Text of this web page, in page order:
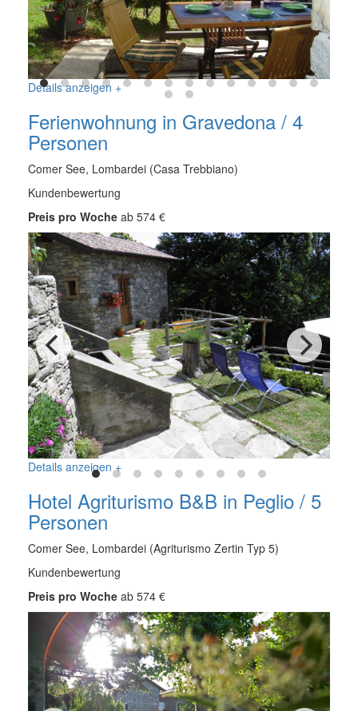
Details anzeigen +
Ferienwohnung in Gravedona / 4
Personen
Comer See, Lombardei (Casa Trebbiano)
Kundenbewertung
Preis pro Woche ab 574 €
Details anzeigen +
Hotel Agriturismo B&B in Peglio / 5
Personen
Comer See, Lombardei (Agriturismo Zertin Typ 5)
Kundenbewertung
Preis pro Woche ab 574 €